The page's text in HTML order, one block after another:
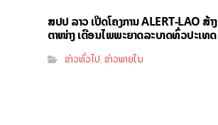
ສປປ ລາວ ເປີດໂຄງການ ALERT-LAO ສ້າງ
ຕາໜ່າງ ເຕືອນໄພພະຍາດລະບາດທົ່ວປະເທດ
ຂ່າວທົ່ວໄປ,ຂ່າວພາຍໃນ